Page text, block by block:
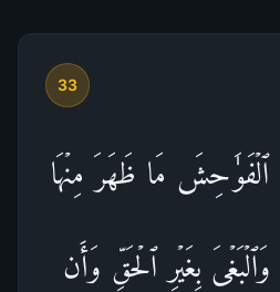
33
ٱلۡفَوَ ٰ⁠حِشَ مَا ظَهَرَ مِنۡهَا
بِغَیۡرِ ٱلۡحَقِّ وَأَن